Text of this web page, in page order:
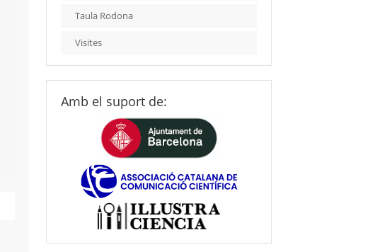
Taula Rodona
Visites
Amb el suport de: